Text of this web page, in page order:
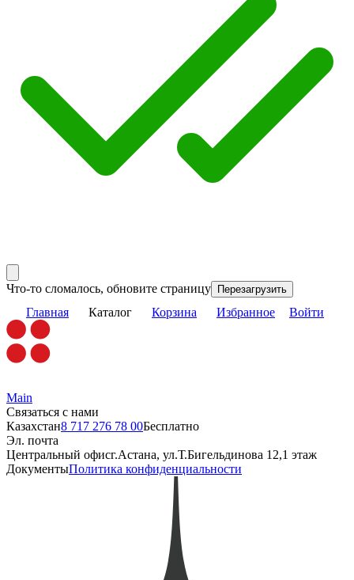
Что-то сломалось, обновите страницу Перезагрузить
Главная Каталог Корзина Избранное Войти
Main
Связаться с нами
Казахстан8 717 276 78 00Бесплатно
Эл. почта
Центральный офисг.Астана, ул.Т.Бигельдинова 12,1 этаж
ДокументыПолитика конфиденциальности